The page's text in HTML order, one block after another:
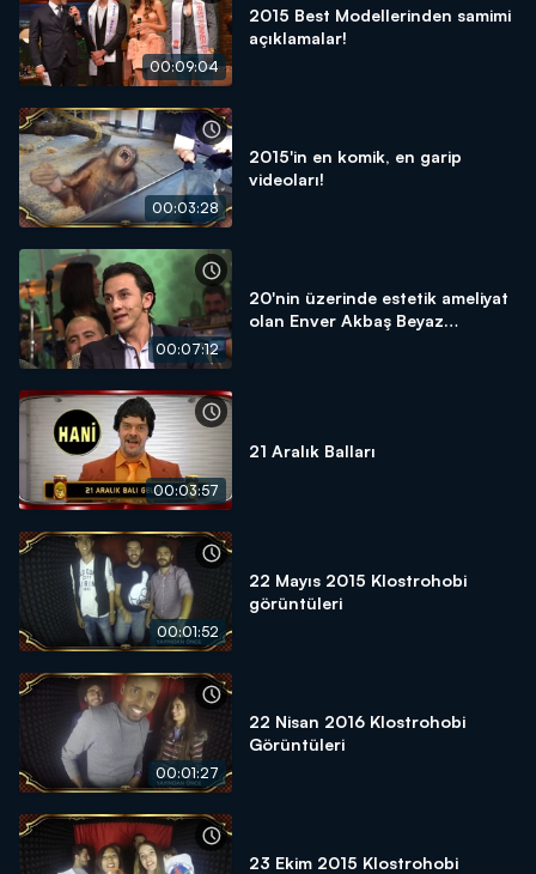
00:09:04
2015 Best Modellerinden samimi
açıklamalar!
00:03:28
2015'in en komik, en garip
videoları!
00:07:12
20'nin üzerinde estetik ameliyat
olan Enver Akbaş Beyaz
00:03:57
21 Aralık Balları
00:01:52
22 Mayıs 2015 Klostrohobi
görüntüleri
00:01:27
22 Nisan 2016 Klostrohobi
Görüntüleri
23 Ekim 2015 Klostrohobi